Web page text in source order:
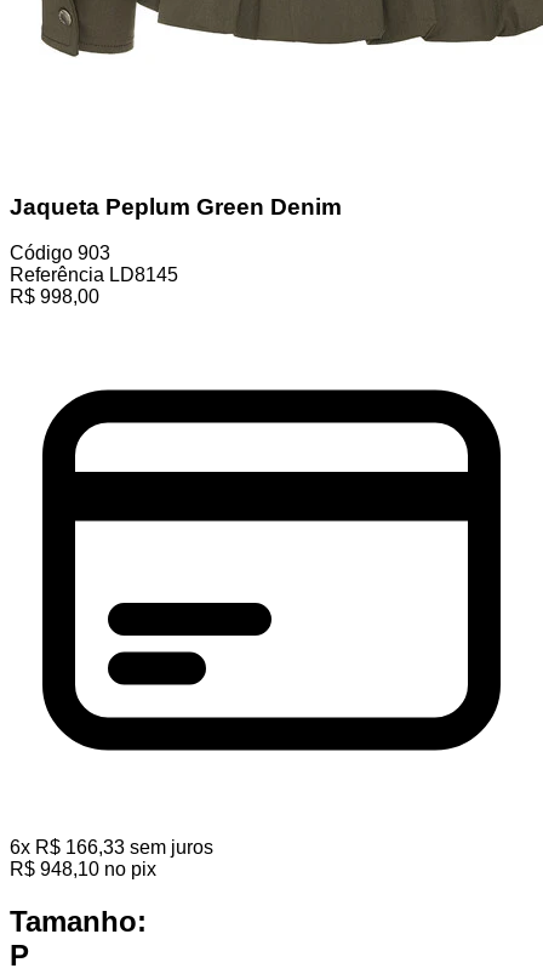
Jaqueta Peplum Green Denim
Código 903
Referência LD8145
R$ 998,00
6x R$ 166,33 sem juros
R$ 948,10 no pix
Tamanho:
P